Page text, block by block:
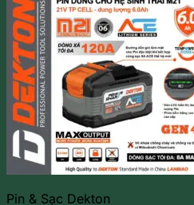
Pin & Sạc Dekton